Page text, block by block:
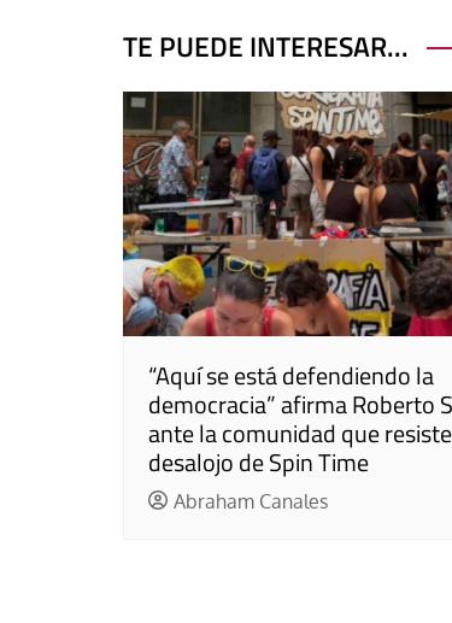
TE PUEDE INTERESAR...
“Aquí se está defendiendo la
democracia” afirma Roberto
ante la comunidad que
desalojo de Spin Time
Abraham Canales